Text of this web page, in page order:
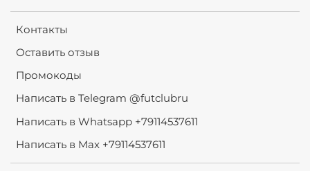
Контакты
Оставить отзыв
Промокоды
Написать в Telegram @futclubru
Написать в Whatsapp +79114537611
Написать в Max +79114537611